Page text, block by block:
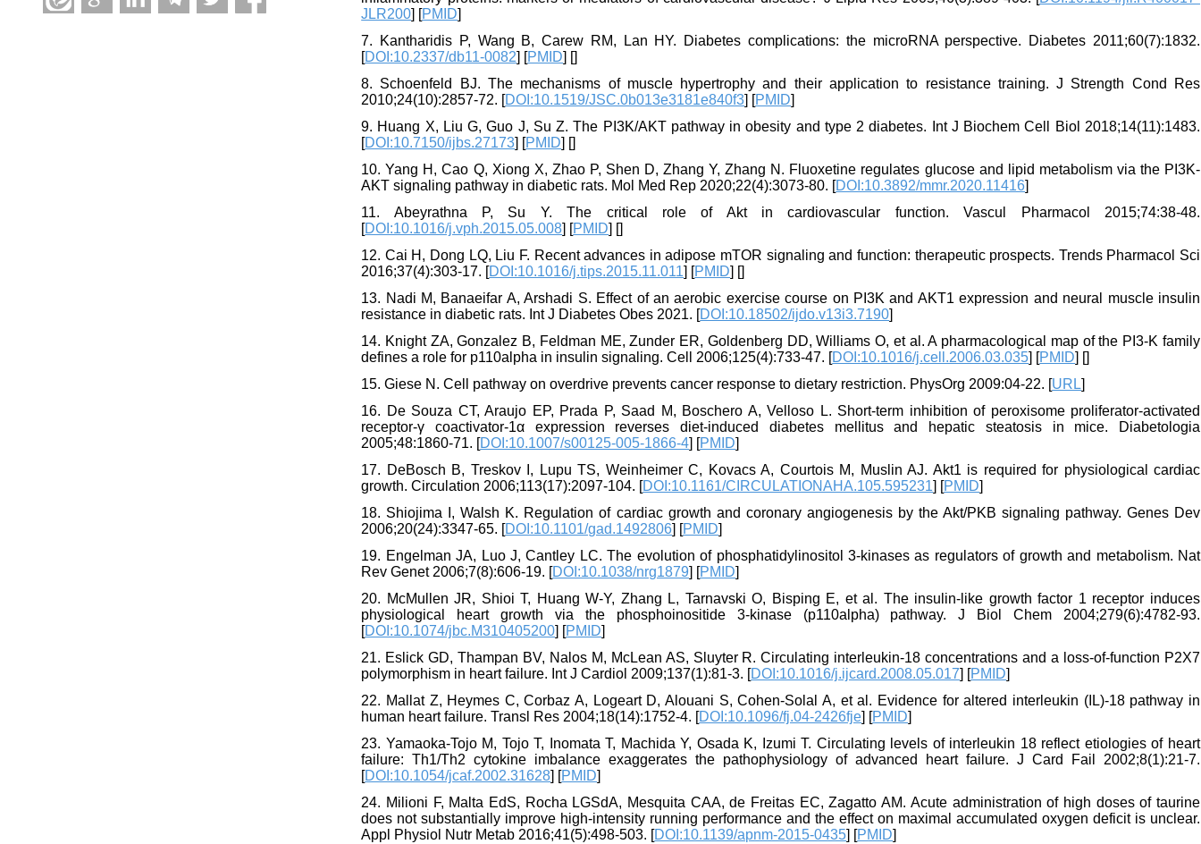
JLR200] [PMID]
7. Kantharidis P, Wang B, Carew RM, Lan HY. Diabetes complications: the microRNA perspective. Diabetes 2011;60(7):1832.
[DOI:10.2337/db11-0082] [PMID] []
8. Schoenfeld BJ. The mechanisms of muscle hypertrophy and their application to resistance training. J Strength Cond Res
2010;24(10):2857-72. [DOI:10.1519/JSC.0b013e3181e840f3] [PMID]
9. Huang X, Liu G, Guo J, Su Z. The PI3K/AKT pathway in obesity and type 2 diabetes. Int J Biochem Cell Biol 2018;14(11):1483.
[DOI:10.7150/ijbs.27173] [PMID] []
10. Yang H, Cao Q, Xiong X, Zhao P, Shen D, Zhang Y, Zhang N. Fluoxetine regulates glucose and lipid metabolism via the PI3K-
AKT signaling pathway in diabetic rats. Mol Med Rep 2020;22(4):3073-80. [DOI:10.3892/mmr.2020.11416]
11. Abeyrathna P, Su Y. The critical role of Akt in cardiovascular function. Vascul Pharmacol 2015;74:38-48.
[DOI:10.1016/j.vph.2015.05.008] [PMID] []
12. Cai H, Dong LQ, Liu F. Recent advances in adipose mTOR signaling and function: therapeutic prospects. Trends Pharmacol Sci
2016;37(4):303-17. [DOI:10.1016/j.tips.2015.11.011] [PMID] []
13. Nadi M, Banaeifar A, Arshadi S. Effect of an aerobic exercise course on PI3K and AKT1 expression and neural muscle insulin
resistance in diabetic rats. Int J Diabetes Obes 2021. [DOI:10.18502/ijdo.v13i3.7190]
14. Knight ZA, Gonzalez B, Feldman ME, Zunder ER, Goldenberg DD, Williams O, et al. A pharmacological map of the PI3-K family
defines a role for p110alpha in insulin signaling. Cell 2006;125(4):733-47. [DOI:10.1016/j.cell.2006.03.035] [PMID] []
15. Giese N. Cell pathway on overdrive prevents cancer response to dietary restriction. PhysOrg 2009:04-22. [URL]
16. De Souza CT, Araujo EP, Prada P, Saad M, Boschero A, Velloso L. Short-term inhibition of peroxisome proliferator-activated
receptor-γ coactivator-1α expression reverses diet-induced diabetes mellitus and hepatic steatosis in mice. Diabetologia
2005;48:1860-71. [DOI:10.1007/s00125-005-1866-4] [PMID]
17. DeBosch B, Treskov I, Lupu TS, Weinheimer C, Kovacs A, Courtois M, Muslin AJ. Akt1 is required for physiological cardiac
growth. Circulation 2006;113(17):2097-104. [DOI:10.1161/CIRCULATIONAHA.105.595231] [PMID]
18. Shiojima I, Walsh K. Regulation of cardiac growth and coronary angiogenesis by the Akt/PKB signaling pathway. Genes Dev
2006;20(24):3347-65. [DOI:10.1101/gad.1492806] [PMID]
19. Engelman JA, Luo J, Cantley LC. The evolution of phosphatidylinositol 3-kinases as regulators of growth and metabolism. Nat
Rev Genet 2006;7(8):606-19. [DOI:10.1038/nrg1879] [PMID]
20. McMullen JR, Shioi T, Huang W-Y, Zhang L, Tarnavski O, Bisping E, et al. The insulin-like growth factor 1 receptor induces
physiological heart growth via the phosphoinositide 3-kinase (p110alpha) pathway. J Biol Chem 2004;279(6):4782-93.
[DOI:10.1074/jbc.M310405200] [PMID]
21. Eslick GD, Thampan BV, Nalos M, McLean AS, Sluyter R. Circulating interleukin-18 concentrations and a loss-of-function P2X7
polymorphism in heart failure. Int J Cardiol 2009;137(1):81-3. [DOI:10.1016/j.ijcard.2008.05.017] [PMID]
22. Mallat Z, Heymes C, Corbaz A, Logeart D, Alouani S, Cohen-Solal A, et al. Evidence for altered interleukin (IL)-18 pathway in
human heart failure. Transl Res 2004;18(14):1752-4. [DOI:10.1096/fj.04-2426fje] [PMID]
23. Yamaoka-Tojo M, Tojo T, Inomata T, Machida Y, Osada K, Izumi T. Circulating levels of interleukin 18 reflect etiologies of heart
failure: Th1/Th2 cytokine imbalance exaggerates the pathophysiology of advanced heart failure. J Card Fail 2002;8(1):21-7.
[DOI:10.1054/jcaf.2002.31628] [PMID]
24. Milioni F, Malta EdS, Rocha LGSdA, Mesquita CAA, de Freitas EC, Zagatto AM. Acute administration of high doses of taurine
does not substantially improve high-intensity running performance and the effect on maximal accumulated oxygen deficit is unclear.
Appl Physiol Nutr Metab 2016;41(5):498-503. [DOI:10.1139/apnm-2015-0435] [PMID]